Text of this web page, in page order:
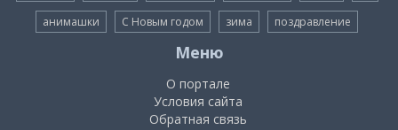
анимашки С Новым годом зима поздравление
Меню
О портале
Условия сайта
Обратная связь